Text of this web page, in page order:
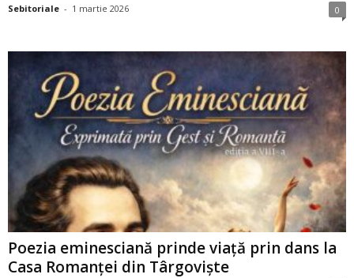
Sebitoriale - 1 martie 2026 0
Poezia eminesciană prinde viață prin dans la
Casa Romanței din Târgoviște